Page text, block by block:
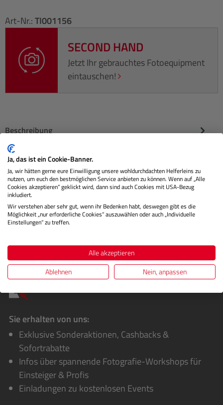
Art-Nr.:TI001156
SECOND HAND
Jetzt Ihr gebrauchtes Fotoequipment
eintauschen!
Beschreibung
Naturgetreue Druckqualität und unübertroffene
Zuverlässigkeit sind nur einen Tintenstrahl entfernt mit
unserer Original Cano…Mehr
Herstellerinformationen
Bewertungen
Sie erhalten von uns:
Exklusive Sonderaktionen, Cashbacks &
Sofortrabatte
Infos über spannende Fotografie-Workshops für
Einsteiger & Profis
Einladungen zu kostenlosen Events
Ja, das ist ein Cookie-Banner.
Ja, wir hätten gerne eure Einwilligung unsere wohldurchdachten Helferleins zu
nutzen, um euch den bestmöglichen Service anbieten zu können. Wenn auf „Alle
Cookies akzeptieren“ geklickt wird, dann sind auch Cookies mit USA-Bezug
inkludiert.
Wir verstehen aber sehr gut, wenn ihr Bedenken habt, deswegen gibt es die
Möglichkeit „nur erforderliche Cookies“ auszuwählen oder auch „Individuelle
Einstellungen“ zu treffen.
Alle akzeptieren
Ablehnen
Nein, anpassen